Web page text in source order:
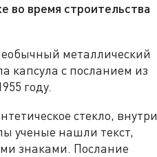
во время строительства
металлический
капсула с посланием из
году.
стекло, внутри
ученые нашли текст,
знаками. Послание